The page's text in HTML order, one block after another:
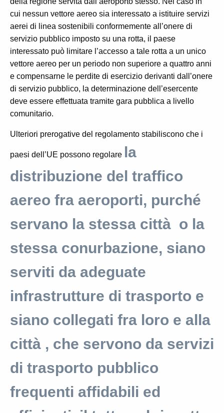
cui nessun vettore aereo sia interessato a istituire servizi
aerei di linea sostenibili conformemente all’onere di
servizio pubblico imposto su una rotta, il paese
interessato può limitare l’accesso a tale rotta a un unico
vettore aereo per un periodo non superiore a quattro anni
e compensarne le perdite di esercizio derivanti dall’onere
di servizio pubblico, la determinazione dell’esercente
deve essere effettuata tramite gara pubblica a livello
comunitario.
Ulteriori prerogative del regolamento stabiliscono che i
paesi dell’UE possono regolare la
distribuzione del traffico
aereo fra aeroporti, purché
servano la stessa città o la
stessa conurbazione, siano
serviti da adeguate
infrastrutture di trasporto e
siano collegati fra loro e alla
città , che servono da servizi
di trasporto pubblico
frequenti affidabili ed